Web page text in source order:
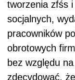
tworzenia zfśs
socjalnych,
pracowników
obrotowych
bez względu
zdecydować,